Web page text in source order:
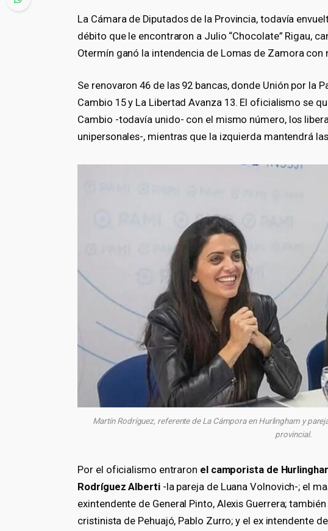
La Cámara de Diputados de la Provincia, todavía
débito que le encontraron a Julio “Chocolate” Rigau,
Otermín ganó la intendencia de Lomas de Zamora con
Se renovaron 46 de las 92 bancas, donde Unión por la
Cambio 15 y La Libertad Avanza 13. El oficialismo se
Cambio -todavía unido- con el mismo número, los
unipersonales-, mientras que la izquierda mantendrá
Martín Rodríguez, referente de La Cámpora en Hurlingham y
provincial.
Por el oficialismo entraron el camporista de
Rodríguez Alberti -la pareja de Luana Volnovich-; el
exintendente de General Pinto, Alexis Guerrera;
cristinista de Pehuajó, Pablo Zurro; y el ex intendente